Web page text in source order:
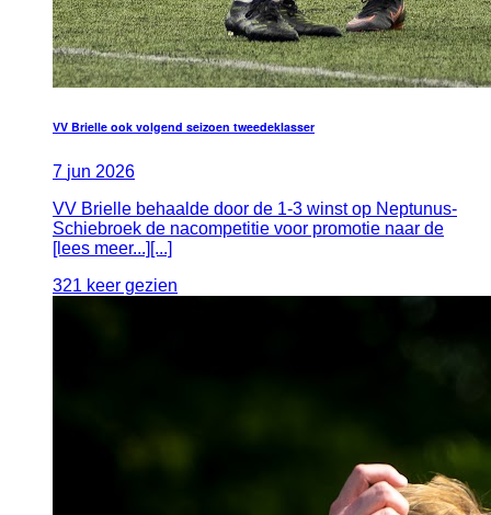
VV Brielle ook volgend seizoen tweedeklasser
7 jun 2026
VV Brielle behaalde door de 1-3 winst op Neptunus-
Schiebroek de nacompetitie voor promotie naar de
[lees meer...][...]
321 keer gezien